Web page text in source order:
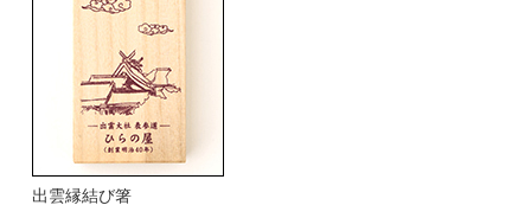
出雲縁結び箸